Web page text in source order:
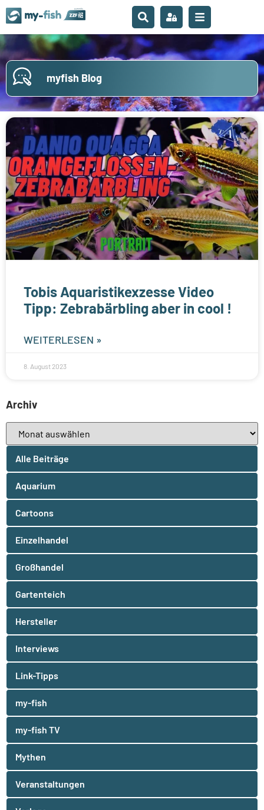
myfish Blog
Tobis Aquaristikexzesse Video
Tipp: Zebrabärbling aber in cool !
WEITERLESEN »
8. August 2023
Archiv
Alle Beiträge
Aquarium
Cartoons
Einzelhandel
Großhandel
Gartenteich
Hersteller
Interviews
Link-Tipps
my-fish
my-fish TV
Mythen
Veranstaltungen